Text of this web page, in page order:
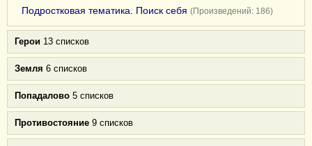
Подростковая тематика. Поиск себя (Произведений: 186)
Герои 13 списков
Земля 6 списков
Попадалово 5 списков
Противостояние 9 списков